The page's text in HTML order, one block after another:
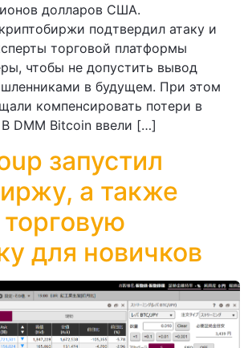
долларов США.
подтвердил атаку и
торговой платформы
чтобы не допустить вывод
в будущем. При этом
компенсировать потери в
DMM Bitcoin ввели […]
запустил
а также
для новичков